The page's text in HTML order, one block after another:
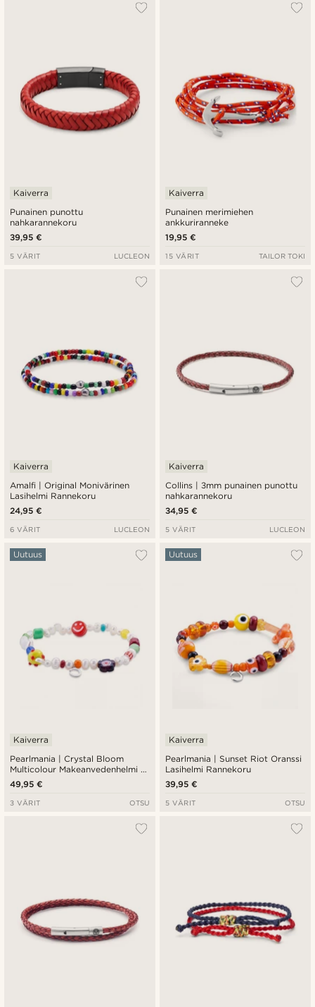
Punainen punottu
nahkarannekoru
Kaiverra
39,95 €
5 VÄRIT LUCLEON
Punainen merimiehen
ankkuriranneke
Kaiverra
19,95 €
15 VÄRIT TAILOR TOKI
Amalfi | Original Monivärinen
Lasihelmi Rannekoru
Kaiverra
24,95 €
6 VÄRIT LUCLEON
Collins | 3mm punainen punottu
nahkarannekoru
Kaiverra
34,95 €
5 VÄRIT LUCLEON
Pearlmania | Crystal Bloom
Multicolour Makeanvedenhelmi &
Lasihelmi Rannekoru
Uutuus
Kaiverra
49,95 €
3 VÄRIT OTSU
Pearlmania | Sunset Riot Oranssi
Lasihelmi Rannekoru
Uutuus
Kaiverra
39,95 €
5 VÄRIT OTSU